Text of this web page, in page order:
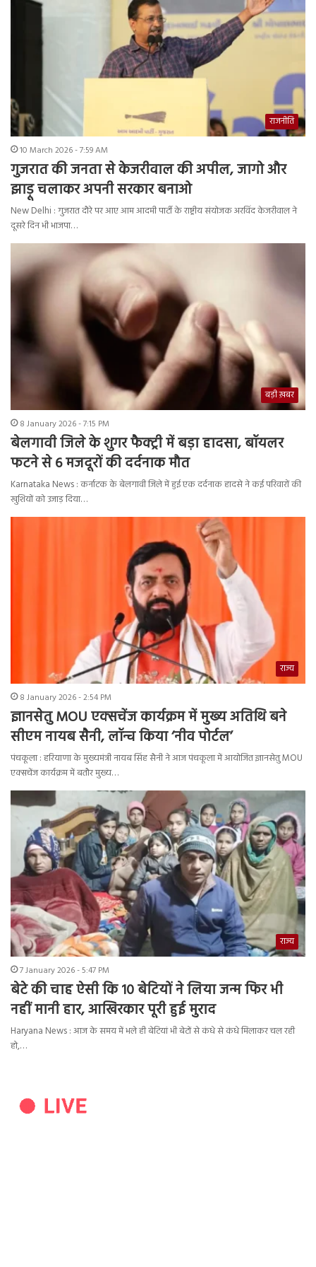
राजनीति
10 March 2026 - 7:59 AM
गुजरात की जनता से केजरीवाल की अपील, जागो और
झाड़ू चलाकर अपनी सरकार बनाओ
New Delhi : गुजरात दौरे पर आए आम आदमी पार्टी के राष्ट्रीय संयोजक अरविंद केजरीवाल ने
दूसरे दिन भी भाजपा…
बड़ी ख़बर
8 January 2026 - 7:15 PM
बेलगावी जिले के शुगर फैक्ट्री में बड़ा हादसा, बॉयलर
फटने से 6 मजदूरों की दर्दनाक मौत
Karnataka News : कर्नाटक के बेलगावी जिले में हुई एक दर्दनाक हादसे ने कई परिवारों की
खुशियों को उजाड़ दिया…
राज्य
8 January 2026 - 2:54 PM
ज्ञानसेतु MOU एक्सचेंज कार्यक्रम में मुख्य अतिथि बने
सीएम नायब सैनी, लॉन्च किया ‘नीव पोर्टल’
पंचकूला : हरियाणा के मुख्यमंत्री नायब सिंह सैनी ने आज पंचकूला में आयोजित ज्ञानसेतु MOU
एक्सचेंज कार्यक्रम में बतौर मुख्य…
राज्य
7 January 2026 - 5:47 PM
बेटे की चाह ऐसी कि 10 बेटियों ने लिया जन्म फिर भी
नहीं मानी हार, आखिरकार पूरी हुई मुराद
Haryana News : आज के समय में भले ही बेटियां भी बेटों से कंधे से कंधे मिलाकर चल रही
हो,…